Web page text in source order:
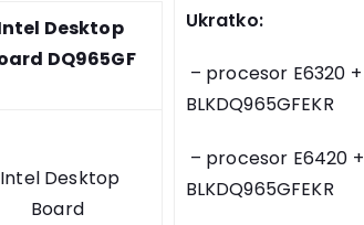
Desktop
DQ965GF
Intel Desktop
Board
Ukratko:
– procesor E6320 +
BLKDQ965GFEKR
– procesor E6420 +
BLKDQ965GFEKR